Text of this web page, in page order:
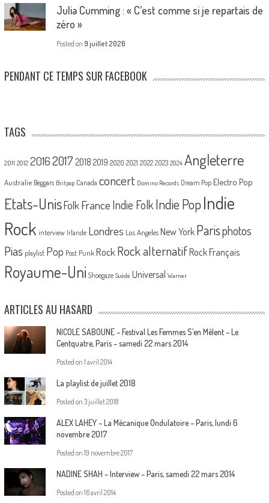
Julia Cumming : « C’est comme si je repartais de
zéro »
Posted on 9 juillet 2026
PENDANT CE TEMPS SUR FACEBOOK
TAGS
2011 2012 20162017 2018 2019 2020 2021 2022 2023 2024 Angleterre
Australie Beggars Britpop Canada concert Domino Records Dream Pop Electro Pop
Etats-UnisFolk France Indie Folk Indie PopIndie
Rock interview Irlande Londres Los Angeles New York Parisphotos
Pias playlist Pop Post Punk Rock Rock alternatif Rock Français
Royaume-Uni Shoegaze Suède Universal Warner
ARTICLES AU HASARD
NICOLE SABOUNE – Festival Les Femmes S’en Mêlent – Le
Centquatre, Paris – samedi 22 mars 2014
Posted on 1 avril 2014
La playlist de juillet 2018
Posted on 3 juillet 2018
ALEX LAHEY – La Mécanique Ondulatoire – Paris, lundi 6
novembre 2017
Posted on 19 novembre 2017
NADINE SHAH – Interview – Paris, samedi 22 mars 2014
Posted on 16 avril 2014